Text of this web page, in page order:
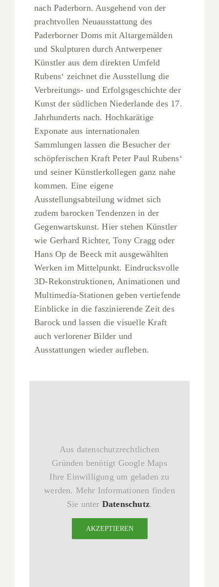
nach Paderborn. Ausgehend von der
prachtvollen Neuausstattung des
Paderborner Doms mit Altargemälden
und Skulpturen durch Antwerpener
Künstler aus dem direkten Umfeld
Rubens‘ zeichnet die Ausstellung die
Verbreitungs- und Erfolgsgeschichte der
Kunst der südlichen Niederlande des 17.
Jahrhunderts nach. Hochkarätige
Exponate aus internationalen
Sammlungen lassen die Besucher der
schöpferischen Kraft Peter Paul Rubens‘
und seiner Künstlerkollegen ganz nahe
kommen. Eine eigene
Ausstellungsabteilung widmet sich
zudem barocken Tendenzen in der
Gegenwartskunst. Hier stehen Künstler
wie Gerhard Richter, Tony Cragg oder
Hans Op de Beeck mit ausgewählten
Werken im Mittelpunkt. Eindrucksvolle
3D-Rekonstruktionen, Animationen und
Multimedia-Stationen geben vertiefende
Einblicke in die faszinierende Zeit des
Barock und lassen die visuelle Kraft
auch verlorener Bilder und
Ausstattungen wieder aufleben.
Aus datenschutzrechtlichen
Gründen benötigt Google Maps
Ihre Einwilligung um geladen zu
werden. Mehr Informationen finden
Sie unter Datenschutz.
AKZEPTIEREN